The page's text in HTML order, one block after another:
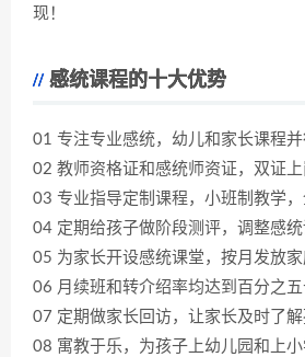
现！
感统课程的十大优势
01 专注专业感统，幼儿和家长课程
02 教师资格证和感统师资证，双证上
03 专业指导定制课程，小班制教学
04 定期给孩子做阶段测评，调整感
05 为家长开设感统课堂，按月发放
06 月续班和转介绍率均达到百分之
07 定期做家长回访，让家长及时了
08 寓教于乐，为孩子上幼儿园和上